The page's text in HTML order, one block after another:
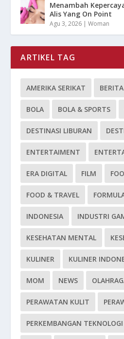
Menambah
Alis Yang On Point
Agu 3, 2026 |Woman
ARTIKEL TAG
AMERIKA SERIKAT
BOLA BOLA & SPORTS
DESTINASI LIBURAN
ENTERTAIMENT
ERA DIGITAL FILM
FOOD & TRAVEL
INDONESIA INDUSTRI
KESEHATAN MENTAL
KULINER KULINER
MOM NEWS
PERAWATAN KULIT
PERKEMBANGAN TEKNOLOGI